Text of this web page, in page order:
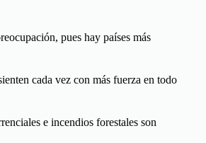
pues hay países más
cada vez con más fuerza en todo
e incendios forestales son